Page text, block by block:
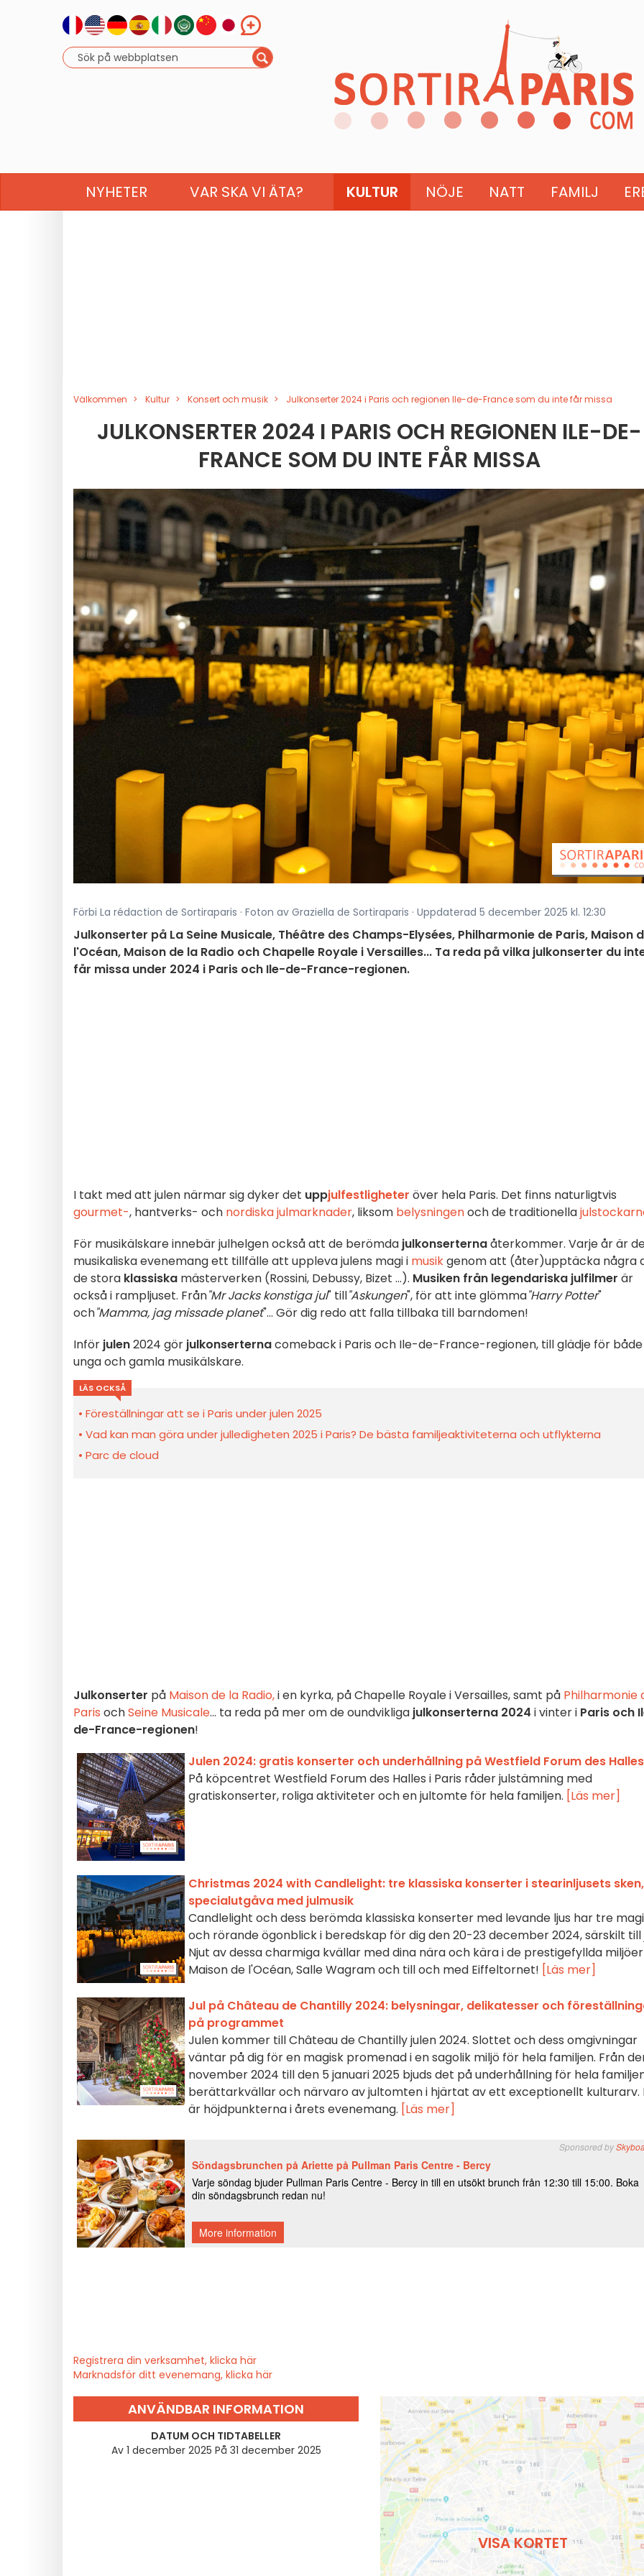
NYHETER VAR SKA VI ÄTA? KULTUR NÖJE NATT FAMILJ
Välkommen Kultur Konsert och musik Julkonserter 2024 i Paris och regionen Ile-de-France som du inte får missa
JULKONSERTER 2024 I PARIS OCH REGIONEN ILE-DE-
FRANCE SOM DU INTE FÅR MISSA
Förbi La rédaction de Sortiraparis · Foton av Graziella de Sortiraparis · Uppdaterad 5 december 2025 kl. 12:30
Julkonserter på La Seine Musicale, Théâtre des Champs-Elysées, Philharmonie de Paris, Maison
l'Océan, Maison de la Radio och Chapelle Royale i Versailles... Ta reda på vilka julkonserter du
får missa under 2024 i Paris och Ile-de-France-regionen.
I takt med att julen närmar sig dyker det uppjulfestligheter över hela Paris. Det finns naturligtvis
gourmet-, hantverks- och nordiskajulmarknader, liksom belysningenoch de traditionella
För musikälskare innebär julhelgen också att de berömda julkonserternaåterkommer. Varje år är
musikaliska evenemang ett tillfälle att uppleva julens magi i musikgenom att (åter)upptäcka några
de stora klassiska mästerverken (Rossini, Debussy, Bizet ...). Musiken från legendariska julfilmer är
också i rampljuset. Från"Mr Jacks konstiga jul" till"Askungen", för att inte glömma"Harry Potter"
och"Mamma, jag missade planet"... Gör dig redo att falla tillbaka till barndomen!
Inför julen2024 gör julkonserternacomeback i Paris och Ile-de-France-regionen, till glädje för både
unga och gamla musikälskare.
LÄS OCKSÅ
Föreställningar att se i Paris under julen 2025
Vad kan man göra under julledigheten 2025 i Paris? De bästa familjeaktiviteterna och utflykterna
Parc de cloud
Julkonserter på Maison de la Radio,i en kyrka, på Chapelle Royale i Versailles, samt på Philharmonie
Paris ochSeine Musicale... ta reda på mer om de oundvikliga julkonserterna 2024 i vinter i Paris och
de-France-regionen!
Julen 2024: gratis konserter och underhållning på Westfield Forum des Halles
På köpcentret Westfield Forum des Halles i Paris råder julstämning med
gratiskonserter, roliga aktiviteter och en jultomte för hela familjen. [Läs mer]
Christmas 2024 with Candlelight: tre klassiska konserter i stearinljusets sken,
specialutgåva med julmusik
Candlelight och dess berömda klassiska konserter med levande ljus har tre
och rörande ögonblick i beredskap för dig den 20-23 december 2024, särskilt till
Njut av dessa charmiga kvällar med dina nära och kära i de prestigefyllda
Maison de l'Océan, Salle Wagram och till och med Eiffeltornet! [Läs mer]
Jul på Château de Chantilly 2024: belysningar, delikatesser och
på programmet
Julen kommer till Château de Chantilly julen 2024. Slottet och dess omgivningar
väntar på dig för en magisk promenad i en sagolik miljö för hela familjen. Från
november 2024 till den 5 januari 2025 bjuds det på underhållning för hela
berättarkvällar och närvaro av jultomten i hjärtat av ett exceptionellt kulturarv.
är höjdpunkterna i årets evenemang. [Läs mer]
Registrera din verksamhet, klicka här
Marknadsför ditt evenemang, klicka här
ANVÄNDBAR INFORMATION
DATUM OCH TIDTABELLER
Av 1 december 2025 På 31 december 2025
VISA KORTET